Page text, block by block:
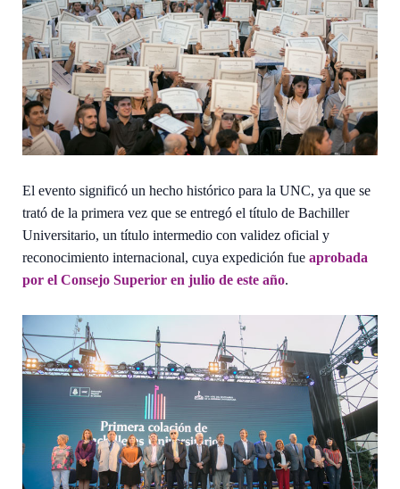
El evento significó un hecho histórico para la UNC, ya que se
trató de la primera vez que se entregó el título de Bachiller
Universitario, un título intermedio con validez oficial y
reconocimiento internacional, cuya expedición fue aprobada
por el Consejo Superior en julio de este año.